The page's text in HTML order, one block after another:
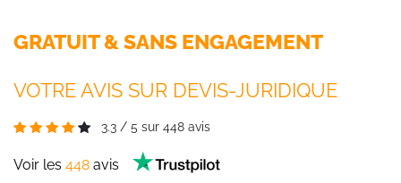
GRATUIT & SANS ENGAGEMENT
VOTRE AVIS SUR DEVIS-JURIDIQUE
3.3 / 5 sur 448 avis
Voir les 448 avis